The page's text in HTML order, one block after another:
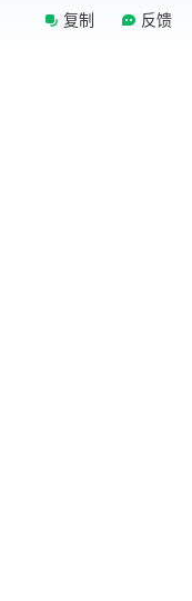
复制 反馈